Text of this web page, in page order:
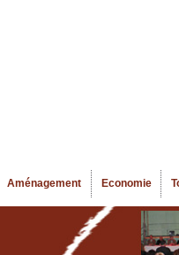
Aménagement Economie